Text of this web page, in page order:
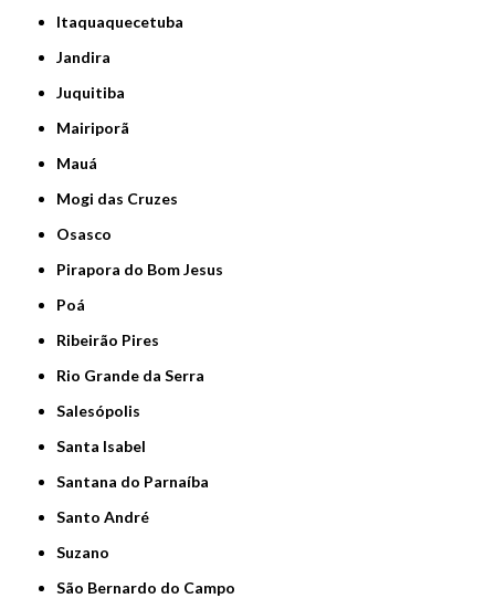
Itaquaquecetuba
Jandira
Juquitiba
Mairiporã
Mauá
Mogi das Cruzes
Osasco
Pirapora do Bom Jesus
Poá
Ribeirão Pires
Rio Grande da Serra
Salesópolis
Santa Isabel
Santana do Parnaíba
Santo André
Suzano
São Bernardo do Campo